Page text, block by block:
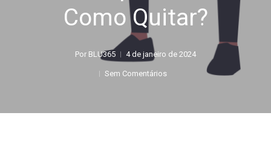
Como Quitar?
Por BLU365 4 de janeiro de 2024
Sem Comentários